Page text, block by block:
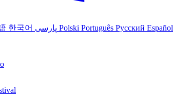
한국어 Polski Português Русский Español